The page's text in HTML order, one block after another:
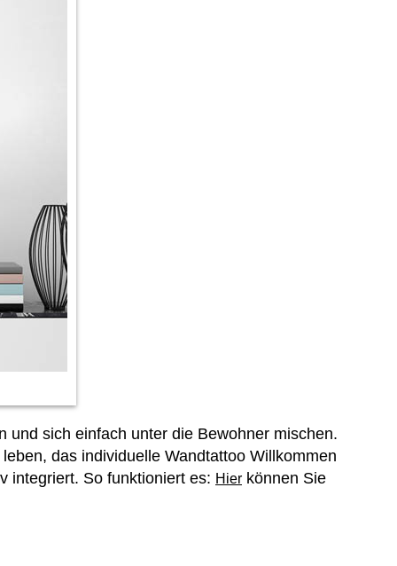
und sich einfach unter die Bewohner mischen.
das individuelle Wandtattoo Willkommen
integriert. So funktioniert es: Hier können Sie